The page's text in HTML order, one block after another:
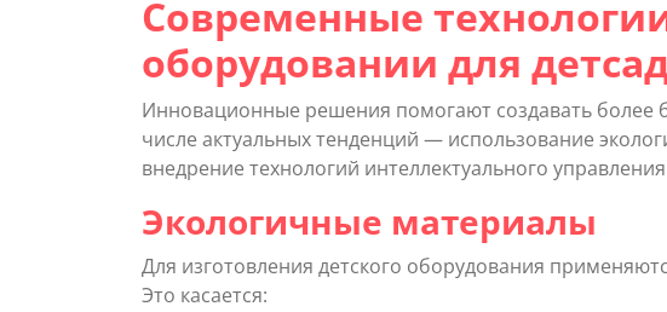
Современные
оборудовании для
Инновационные решения помогают создавать более
числе актуальных тенденций — использование
внедрение технологий интеллектуального
Экологичные материалы
Для изготовления детского оборудования
Это касается: